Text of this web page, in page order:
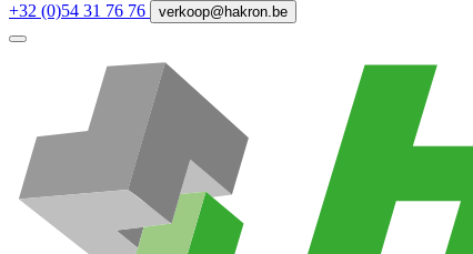
+32 (0)54 31 76 76
verkoop@hakron.be